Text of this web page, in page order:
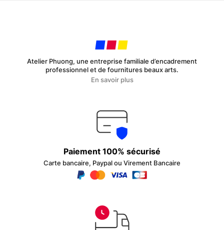
Atelier Phuong, une entreprise familiale d’encadrement
professionnel et de fournitures beaux arts.
En savoir plus
Paiement 100% sécurisé
Carte bancaire, Paypal ou Virement Bancaire